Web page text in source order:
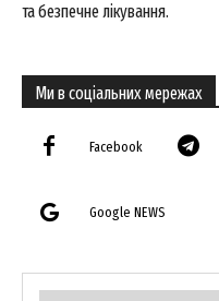
Contact us
та безпечне лікування.
Ми в соціальних мережах
Facebook
Google NEWS